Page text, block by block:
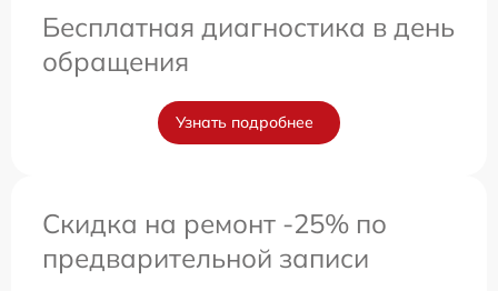
Бесплатная диагностика в день
обращения
Узнать подробнее
Скидка на ремонт -25% по
предварительной записи